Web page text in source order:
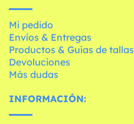
Mi pedido
Envíos & Entregas
Productos & Guías de tallas
Devoluciones
Más dudas
INFORMACIÓN: